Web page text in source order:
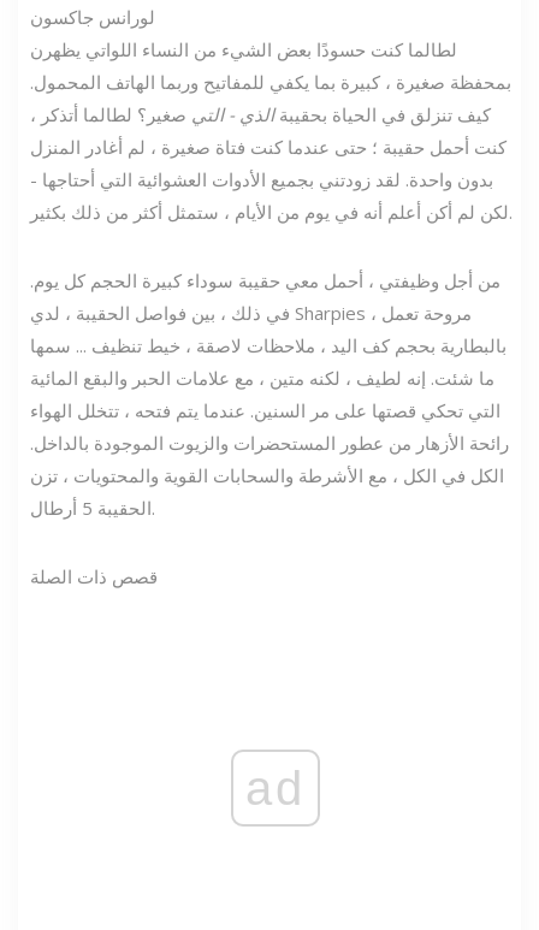
لورانس جاكسون
لطالما كنت حسودًا بعض الشيء من النساء اللواتي يظهرن
بمحفظة صغيرة ، كبيرة بما يكفي للمفاتيح وربما الهاتف المحمول.
كيف تنزلق في الحياة بحقيبةالذي - التي صغير؟ لطالما أتذكر ،
كنت أحمل حقيبة ؛ حتى عندما كنت فتاة صغيرة ، لم أغادر المنزل
بدون واحدة. لقد زودتني بجميع الأدوات العشوائية التي أحتاجها -
لكن لم أكن أعلم أنه في يوم من الأيام ، ستمثل أكثر من ذلك بكثير.
من أجل وظيفتي ، أحمل معي حقيبة سوداء كبيرة الحجم كل يوم.
في ذلك ، بين فواصل الحقيبة ، لدي Sharpies ، مروحة تعمل
بالبطارية بحجم كف اليد ، ملاحظات لاصقة ، خيط تنظيف ... سمها
ما شئت. إنه لطيف ، لكنه متين ، مع علامات الحبر والبقع المائية
التي تحكي قصتها على مر السنين. عندما يتم فتحه ، تتخلل الهواء
رائحة الأزهار من عطور المستحضرات والزيوت الموجودة بالداخل.
الكل في الكل ، مع الأشرطة والسحابات القوية والمحتويات ، تزن
الحقيبة 5 أرطال.
قصص ذات الصلة
ad